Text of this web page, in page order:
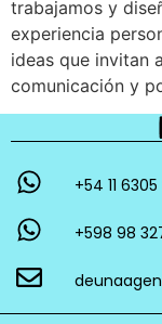
trabajamos y
experiencia
ideas que invitan
comunicación y
+54 11
+598 98